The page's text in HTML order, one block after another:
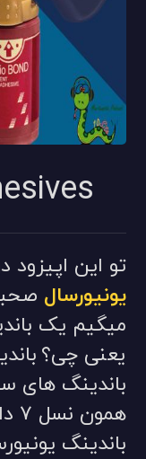
تو این اپیزود
یونیورسال
میگیم یک
یعنی چی؟
باندینگ های
همون نسل ۷ داره؟
باندینگ